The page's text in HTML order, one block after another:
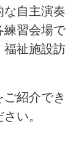
な自主演奏
練習会場で
福祉施設訪
紹介でき
い。